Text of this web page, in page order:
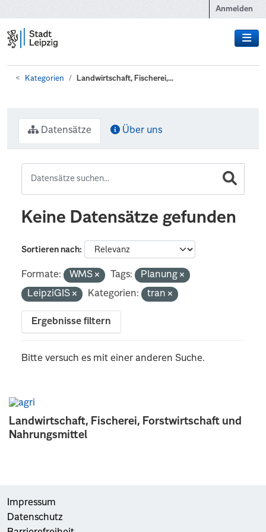
Anmelden
Kategorien Landwirtschaft, Fischerei,...
Landwirtschaft, Fischerei, Forstwirtschaft und
Nahrungsmittel
Datensätze Über uns
Keine Datensätze gefunden
Sortieren nach
Formate: WMS Tags:
Planung
LeipziGIS
Kategorien: tran
Ergebnisse filtern
Bitte versuch es mit einer anderen Suche.
Impressum
Datenschutz